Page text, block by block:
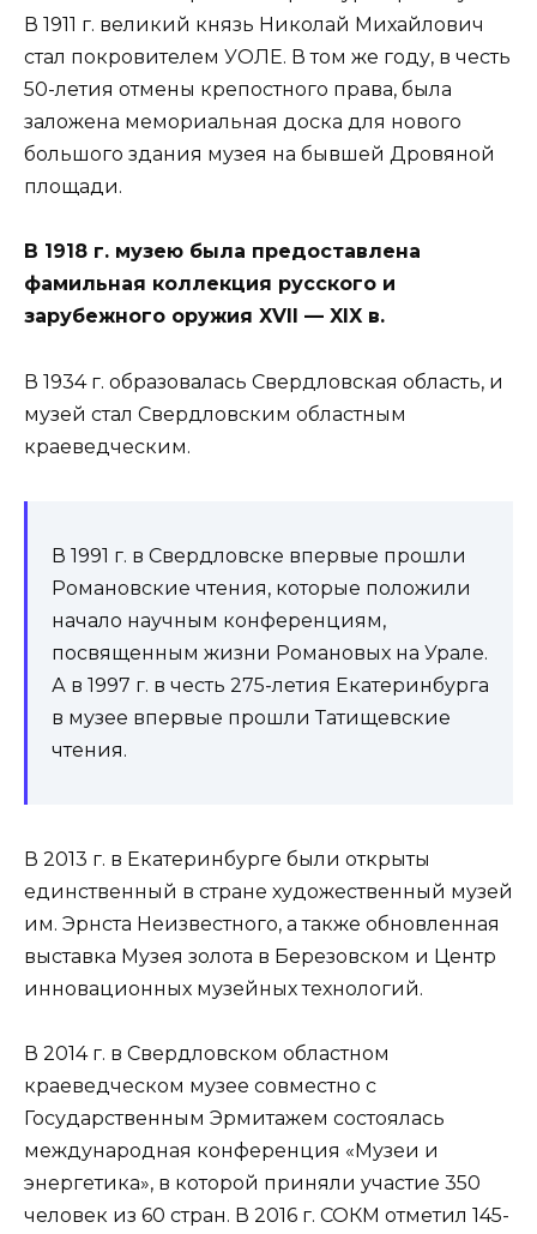
В 1911 г. великий князь Николай Михайлович
стал покровителем УОЛЕ. В том же году, в честь
50-летия отмены крепостного права, была
заложена мемориальная доска для нового
большого здания музея на бывшей Дровяной
площади.
В 1918 г. музею была предоставлена
фамильная коллекция русского и
зарубежного оружия XVII — XIX в.
В 1934 г. образовалась Свердловская область, и
музей стал Свердловским областным
краеведческим.
В 1991 г. в Свердловске впервые прошли
Романовские чтения, которые положили
начало научным конференциям,
посвященным жизни Романовых на Урале.
А в 1997 г. в честь 275-летия Екатеринбурга
в музее впервые прошли Татищевские
чтения.
В 2013 г. в Екатеринбурге были открыты
единственный в стране художественный музей
им. Эрнста Неизвестного, а также обновленная
выставка Музея золота в Березовском и Центр
инновационных музейных технологий.
В 2014 г. в Свердловском областном
краеведческом музее совместно с
Государственным Эрмитажем состоялась
международная конференция «Музеи и
энергетика», в которой приняли участие 350
человек из 60 стран. В 2016 г. СОКМ отметил 145-